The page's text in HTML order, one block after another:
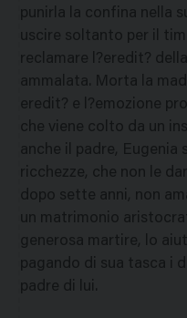
punirla la confina nella
uscire soltanto per il
reclamare l?eredit?
ammalata. Morta la
eredit? e l?emozione
che viene colto da un
anche il padre, Eugenia
ricchezze, che non le
dopo sette anni, non
un matrimonio
generosa martire, lo
pagando di sua tasca i
padre di lui.